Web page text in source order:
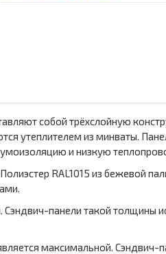
собой трёхслойную
утеплителем из минваты.
и низкую
RAL1015 из бежевой
панели такой толщины
максимальной.